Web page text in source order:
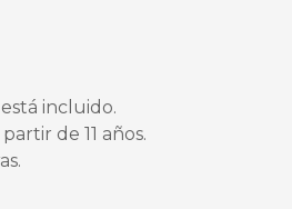
incluido.
de 11 años.